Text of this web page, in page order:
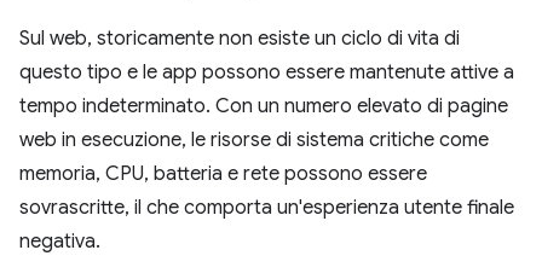
Sul web, storicamente non esiste un ciclo di vita di
questo tipo e le app possono essere mantenute attive a
tempo indeterminato. Con un numero elevato di pagine
web in esecuzione, le risorse di sistema critiche come
memoria, CPU, batteria e rete possono essere
sovrascritte, il che comporta un'esperienza utente finale
negativa.